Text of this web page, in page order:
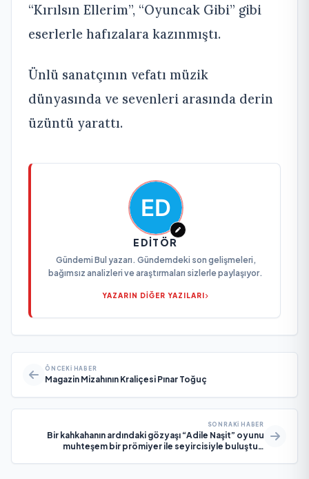
“Kırılsın Ellerim”, “Oyuncak Gibi” gibi
eserlerle hafızalara kazınmıştı.
Ünlü sanatçının vefatı müzik
dünyasında ve sevenleri arasında derin
üzüntü yarattı.
EDITÖR
Gündemi Bul yazarı. Gündemdeki son gelişmeleri,
bağımsız analizleri ve araştırmaları sizlerle paylaşıyor.
YAZARIN DİĞER YAZILARI
ÖNCEKI HABER
Magazin Mizahının Kraliçesi Pınar Toğuç
SONRAKI HABER
Bir kahkahanın ardındaki gözyaşı “Adile Naşit” oyunu
muhteşem bir prömiyer ile seyircisiyle buluştu…